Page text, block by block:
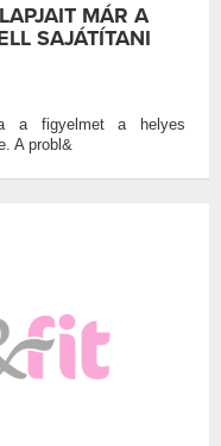
MÁR A
SAJÁTÍTANI
a figyelmet a helyes
A probl&